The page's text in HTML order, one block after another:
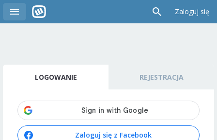
Zaloguj się
LOGOWANIE REJESTRACJA
Zaloguj się z Facebook